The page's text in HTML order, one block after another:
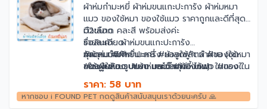
ผ้าห่มกำมะหยี่ ผ้าห่มขนแกะปะการัง ผ้าห่มหมา
แมว ของใช้หมา ของใช้แมว ราคาถูกและดีที่สุด
มี2ขนาด คละสี พร้อมส่งค่ะ
รายละเอียด
คุณสมบัติ💙
• ใช้ปูในห้อง บนรถ บนโต๊ะเก้าอี้ โซฟา ในกรง ใน
• หรือห่มให้น้อง, ปูเสริมที่นอนเก่าให้นุ่มน่านอน
• ใช้งานได้นาน ปลอดภัยต่อสัตว์เลี้ยง ซัก
ตัวเลือก
ชื่อสินค้า : ผ้าห่มขนแกะปะการัง
วัสดุ : กำมะหยี่ปะการัง ผ้าลูกฟูก ผ้าฝ้าย (ชุด
ของผู้ผลิต รูปแบบ และวัสดุต่างกัน)
🚨สีทั้งหมด6 สี (คละสีนะคะ)🚨
สีเทาอ่อน, สีกากี, เบจ, น้ำตาล, เทาเข้ม, รอยัล
บลู
#ผ้าห่ม #ผ้ากำมะหยี่ #ของใช้สัตว์ #ของใช้หมา
#ของใช้แมว #ผ้าห่มหมา #ผ้าห่มแมว #ของใช้
สัตว์เลี้ยง #ผ้าฝ้าย
ราคา: 58 บาท
หากชอบ i FOUND PET กดดูสินค้าสนับสนุนเราด้วยนะครับ 🙏